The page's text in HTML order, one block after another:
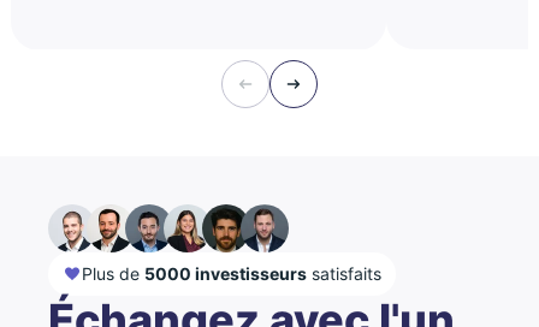
Plus de 5000 investisseurs satisfaits